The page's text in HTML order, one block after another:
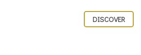
DISCOVER